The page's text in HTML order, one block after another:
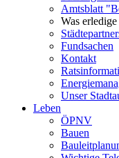
Amtsblatt
Was
Fundsachen
Kontakt
Unser
Leben
ÖPNV
Bauen